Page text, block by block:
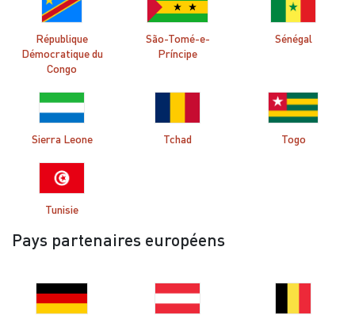
République
Démocratique du
Congo
São-Tomé-e-
Príncipe
Sénégal
Sierra Leone Tchad Togo
Tunisie
Pays partenaires européens